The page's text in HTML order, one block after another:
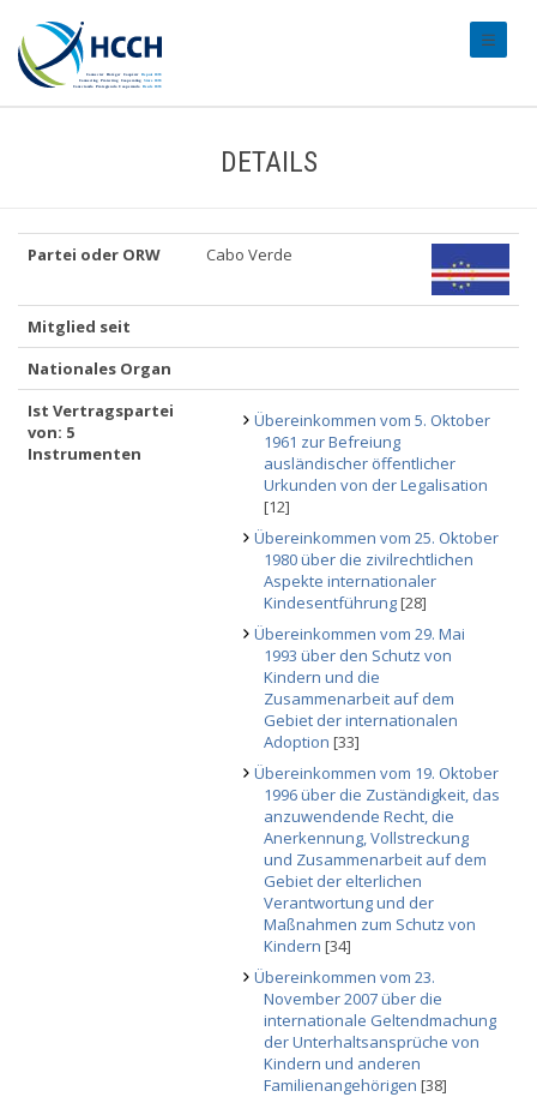
DETAILS
Partei oder ORW Cabo Verde
Mitglied seit
Nationales Organ
Ist Vertragspartei
von: 5
Instrumenten
Übereinkommen vom 5. Oktober
1961 zur Befreiung
ausländischer öffentlicher
Urkunden von der Legalisation
[12]
Übereinkommen vom 25. Oktober
1980 über die zivilrechtlichen
Aspekte internationaler
Kindesentführung[28]
Übereinkommen vom 29. Mai
1993 über den Schutz von
Kindern und die
Zusammenarbeit auf dem
Gebiet der internationalen
Adoption [33]
Übereinkommen vom 19. Oktober
1996 über die Zuständigkeit, das
anzuwendende Recht, die
Anerkennung, Vollstreckung
und Zusammenarbeit auf dem
Gebiet der elterlichen
Verantwortung und der
Maßnahmen zum Schutz von
Kindern [34]
Übereinkommen vom 23.
November 2007 über die
internationale Geltendmachung
der Unterhaltsansprüche von
Kindern und anderen
Familienangehörigen [38]